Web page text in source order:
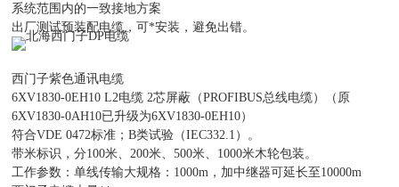
系统范围内的一致接地方案
出厂测试预装配电缆，可*安装，避免出错。
西门子紫色通讯电缆
6XV1830-0EH10 L2电缆 2芯屏蔽（PROFIBUS总线电缆）（原
6XV1830-0AH10已升级为6XV1830-0EH10）
符合VDE 0472标准；B类试验（IEC332.1）。
带米标识，分100米、200米、500米、1000米木轮包装。
工作参数：单线传输大规格：1000m，加中继器可延长至10000m